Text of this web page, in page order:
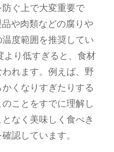
ぐ上で大変重要で
や肉類などの腐りや
度範囲を推奨してい
より低すぎると、食材
れます。例えば、野
くなりすぎたりする
ことをすでに理解し
なく美味しく食べき
認しています。